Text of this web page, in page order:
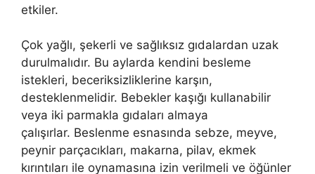
etkiler.
Çok yağlı, şekerli ve sağlıksız gıdalardan uzak
durulmalıdır. Bu aylarda kendini besleme
istekleri, beceriksizliklerine karşın,
desteklenmelidir. Bebekler kaşığı kullanabilir
veya iki parmakla gıdaları almaya
çalışırlar. Beslenme esnasında sebze, meyve,
peynir parçacıkları, makarna, pilav, ekmek
kırıntıları ile oynamasına izin verilmeli ve öğünler